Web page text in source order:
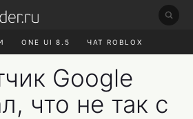
ONE UI 8.5 ЧАТ ROBLOX
Google
что не так с